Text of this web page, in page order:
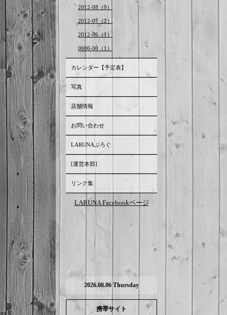
2012-08（9）
2012-07（2）
2012-06（1）
0000-00（1）
カレンダー【予定表】
写真
店舗情報
お問い合わせ
LARUNAぶろぐ
[運営本部]
リンク集
LARUNA Facebookページ
2026.08.06 Thursday
携帯サイト